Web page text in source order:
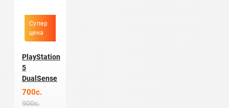
Супер
цена
PlayStation
5
DualSense
700c.
900c.